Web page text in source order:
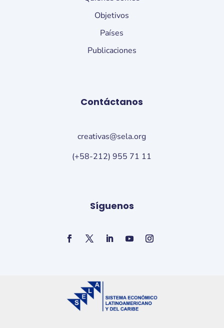
Objetivos
Países
Publicaciones
Contáctanos
creativas@sela.org
(+58-212) 955 71 11
Síguenos